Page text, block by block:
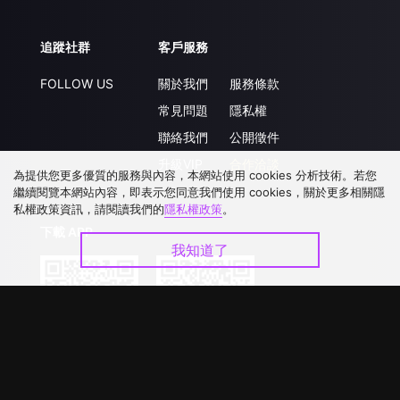
追蹤社群
FOLLOW US
客戶服務
關於我們
常見問題
聯絡我們
服務條款
隱私權
公開徵件
下載 APP
為提供您更多優質的服務與內容，本網站使用 cookies 分析技術。若您
繼續閱覽本網站內容，即表示您同意我們使用 cookies，關於更多相關隱
私權政策資訊，請閱讀我們的隱私權政策。
我知道了